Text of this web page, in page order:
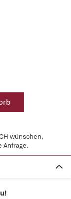
wünschen,
Anfrage.